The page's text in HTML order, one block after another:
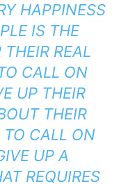
HAPPINESS
IS THE
REAL
CALL ON
UP THEIR
THEIR
CALL ON
UP A
REQUIRES